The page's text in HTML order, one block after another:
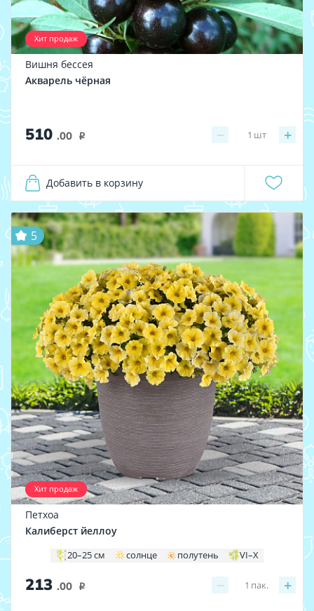
Хит продаж
Вишня бессея
Акварель чёрная
510 .00 i − +
1 шт
Добавить в корзину
Хит продаж
5
Петхоа
Калиберст йеллоу
20–25 см солнце полутень VI–X
213 .00 i − +
1 пак.